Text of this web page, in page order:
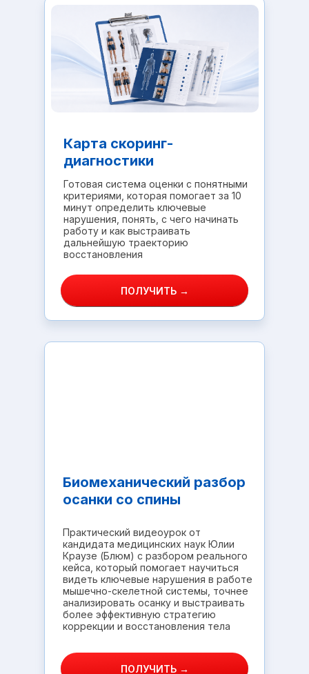
Карта скоринг-
диагностики
Готовая система оценки с понятными
критериями, которая помогает за 10
минут определить ключевые
нарушения, понять, с чего начинать
работу и как выстраивать
дальнейшую траекторию
восстановления
Биомеханический разбор
осанки со спины
Практический видеоурок от
кандидата медицинских наук Юлии
Краузе (Блюм) с разбором реального
кейса, который помогает научиться
видеть ключевые нарушения в работе
мышечно-скелетной системы, точнее
анализировать осанку и выстраивать
более эффективную стратегию
коррекции и восстановления тела
ПОЛУЧИТЬ →
ПОЛУЧИТЬ →